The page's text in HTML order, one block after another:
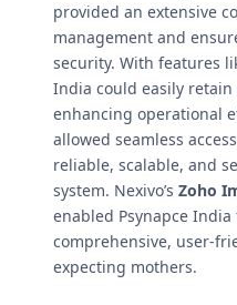
provided an extensive
management and
security. With features
India could easily
enhancing operational
allowed seamless
reliable, scalable, and
system. Nexivo’s Zoho
enabled Psynapce
comprehensive, user-
expecting mothers.